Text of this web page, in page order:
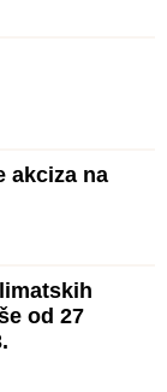
akciza na
od 27